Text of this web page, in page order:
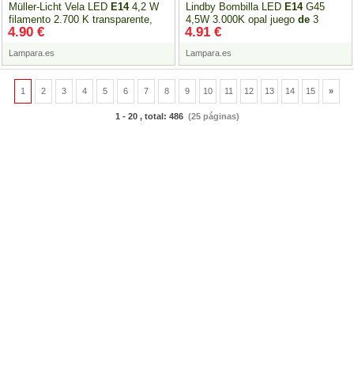
Müller-Licht Vela LED E144,2 W
filamento 2.700 K transparente,
paquete
Lampara.es
4.90 €
Lindby Bombilla LED E14G45
4,5W 3.000K opal juego de 3
Lampara.es
4.91 €
1 2 3 4 5 6 7 8 9 10 11 12 13 14 15 »
1 - 20 , total: 486(25 páginas)